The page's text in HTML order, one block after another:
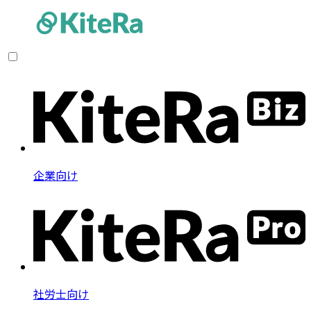
企業向け
社労士向け